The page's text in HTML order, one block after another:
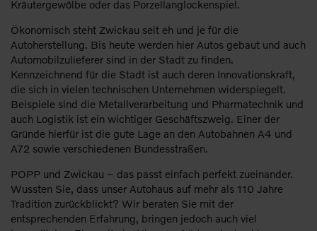
Kräutergewölbe oder das Porzellanglockenspiel.
Ökonomisch steht Zwickau seit eh und je für die
Autoherstellung. Bis heute werden hier Autos gebaut und auch
Automobilzulieferer sind in der Stadt zu finden.
Kennzeichnend für die Stadt ist auch deren Innovationskraft,
die sich in vielen technischen Unternehmen widerspiegelt.
Beispiele sind die Metallverarbeitung und Pharmatechnik und
auch Logistik ist ein wichtiger Geschäftszweig. Einer der
Gründe hierfür ist die gute Lage an den Autobahnen A4 und
A72 sowie verschiedenen Bundesstraßen.
POPP und Zwickau – das passt einfach perfekt zueinander.
Wussten Sie, dass unser Autohaus auf mehr als 110 Jahre
Tradition zurückblickt? Wir beraten Sie mit der
entsprechenden Erfahrung, bringen jedoch auch viel